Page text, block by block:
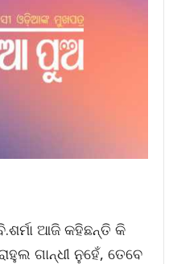
ଆଜି କହିଛନ୍ତି କି
ଗାନ୍ଧୀ ନୁହେଁ, ତେବେ